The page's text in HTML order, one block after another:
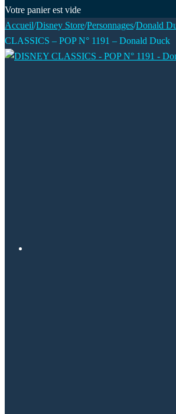
Votre panier est vide
Accueil/Disney Store/Personnages/Donald
CLASSICS – POP N° 1191 – Donald Duck